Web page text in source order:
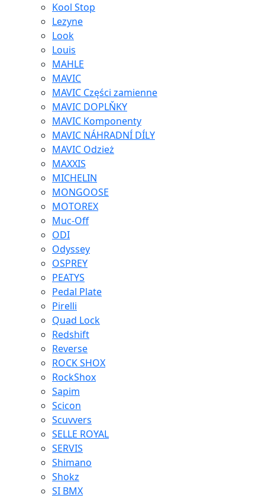
Kool Stop
Lezyne
Look
Louis
MAHLE
MAVIC
MAVIC Części zamienne
MAVIC DOPLŇKY
MAVIC Komponenty
MAVIC NÁHRADNÍ DÍLY
MAVIC Odzież
MAXXIS
MICHELIN
MONGOOSE
MOTOREX
Muc-Off
ODI
Odyssey
OSPREY
PEATYS
Pedal Plate
Pirelli
Quad Lock
Redshift
Reverse
ROCK SHOX
RockShox
Sapim
Scicon
Scuvvers
SELLE ROYAL
SERVIS
Shimano
Shokz
SI BMX